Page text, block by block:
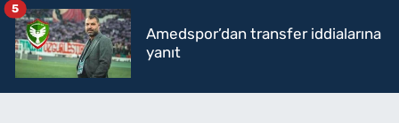
Amedspor’dan transfer iddialarına
yanıt
5